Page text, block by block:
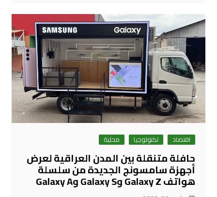
اقتصاد تكنولوجيا محلية
حافلة متنقلة بين المدن العراقية لعرض
أجهزة سامسونج الجديدة من سلسلة
هواتف Galaxy Z وGalaxy S وGalaxy A